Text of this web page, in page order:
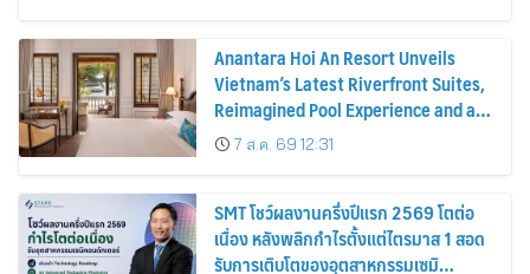
Anantara Hoi An Resort Unveils
Vietnam’s Latest Riverfront Suites,
Reimagined Pool Experience and a
Vibrant New Dining Destination
7 ส.ค. 69 12:31
SMT โชว์ผลงานครึ่งปีแรก 2569 โตต่อ
เนื่อง หลังพลิกกำไรตั้งแต่ไตรมาส 1 สอด
รับการเติบโตของอุตสาหกรรมเซมิ